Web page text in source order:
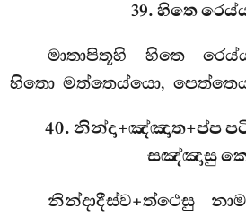
39. හිතෙ
මාතාපිතූහි හිතෙ
හිතො මත්තෙය්යො,
40. නින්දා+ඤ්ඤාත+ප්ප
සඤ්ඤාසු
නින්දාදීස්ව+ත්ථෙසු